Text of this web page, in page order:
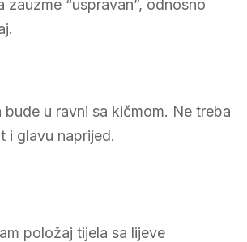
“uspravan”, odnosno
u ravni sa kičmom. Ne treba
i glavu naprijed.
položaj tijela sa lijeve